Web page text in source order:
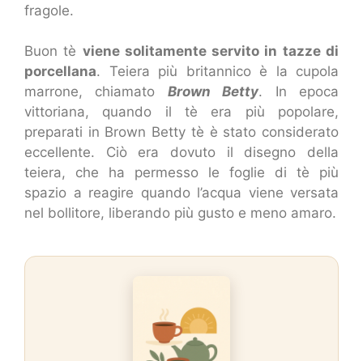
fragole.
Buon tè viene solitamente servito in tazze di
porcellana. Teiera più britannico è la cupola
marrone, chiamato Brown Betty. In epoca
vittoriana, quando il tè era più popolare,
preparati in Brown Betty tè è stato considerato
eccellente. Ciò era dovuto il disegno della
teiera, che ha permesso le foglie di tè più
spazio a reagire quando l’acqua viene versata
nel bollitore, liberando più gusto e meno amaro.